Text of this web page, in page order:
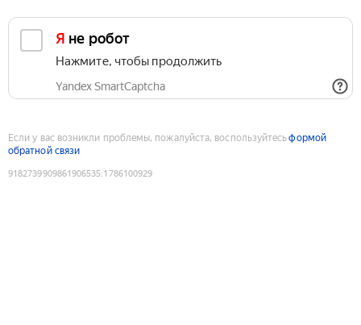
Я не робот
Нажмите, чтобы продолжить
Yandex SmartCaptcha
Если у вас возникли проблемы, пожалуйста, воспользуйтесьформой
обратной связи
9182739909861906535:1786100929